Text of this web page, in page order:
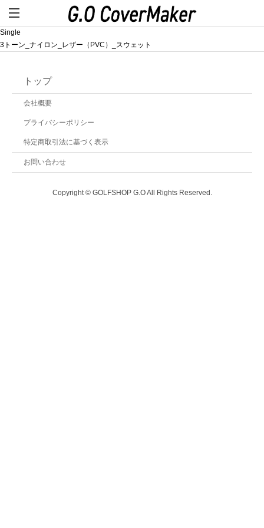
Single
3トーン_ナイロン_レザー（PVC）_スウェット
トップ
会社概要
プライバシーポリシー
特定商取引法に基づく表示
お問い合わせ
Copyright © GOLFSHOP G.O All Rights Reserved.